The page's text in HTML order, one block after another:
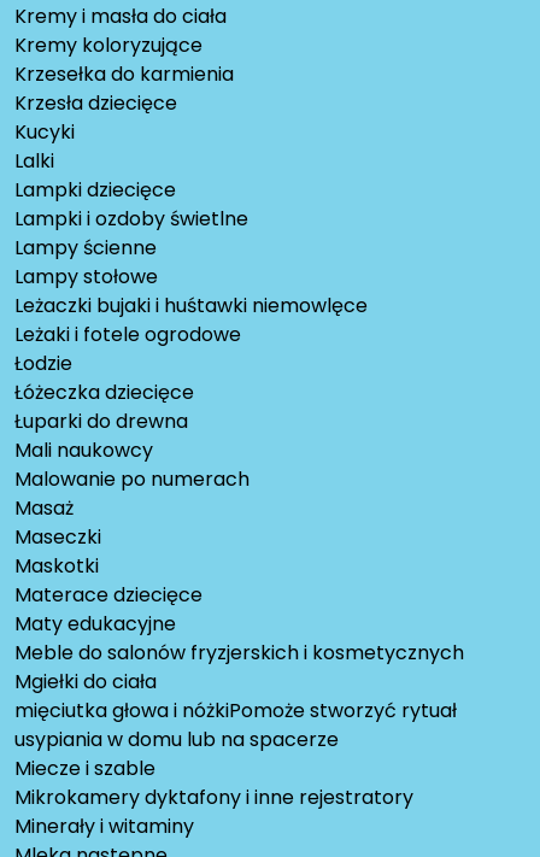
Kremy i masła do ciała
Kremy koloryzujące
Krzesełka do karmienia
Krzesła dziecięce
Kucyki
Lalki
Lampki dziecięce
Lampki i ozdoby świetlne
Lampy ścienne
Lampy stołowe
Leżaczki bujaki i huśtawki niemowlęce
Leżaki i fotele ogrodowe
Łodzie
Łóżeczka dziecięce
Łuparki do drewna
Mali naukowcy
Malowanie po numerach
Masaż
Maseczki
Maskotki
Materace dziecięce
Maty edukacyjne
Meble do salonów fryzjerskich i kosmetycznych
Mgiełki do ciała
mięciutka głowa i nóżkiPomoże stworzyć rytuał
usypiania w domu lub na spacerze
Miecze i szable
Mikrokamery dyktafony i inne rejestratory
Minerały i witaminy